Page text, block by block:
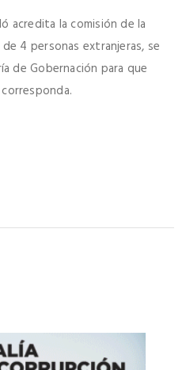
acredita la comisión de la
4 personas extranjeras, se
de Gobernación para que